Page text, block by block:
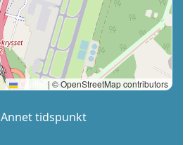
Leaflet | © OpenStreetMap contributors
Annet tidspunkt